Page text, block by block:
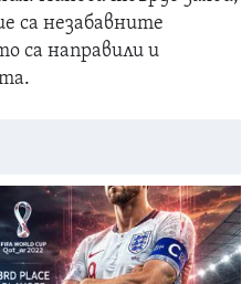
са незабавните
са направили и